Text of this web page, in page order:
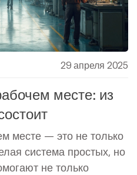
29 апреля 2025
месте: из
месте — это не только
система простых, но
не только